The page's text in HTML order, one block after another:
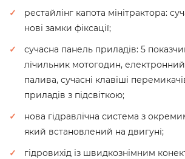
рестайлінг капота мінітрактора:
нові замки фіксації;
сучасна панель приладів: 5
лічильник мотогодин,
палива, сучасні клавіші
приладів з підсвіткою;
нова гідравлічна система з
який встановлений на двигуні;
гідровихід із швидкознімним